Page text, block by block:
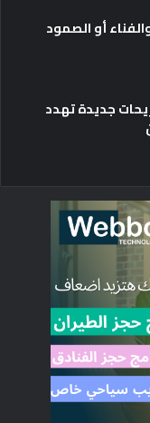
أو الصمود
جديدة تهدد